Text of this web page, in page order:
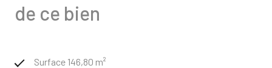
de ce bien
Surface 146,80 m²